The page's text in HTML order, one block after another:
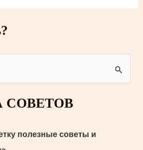
СОВЕТОВ
полезные советы и